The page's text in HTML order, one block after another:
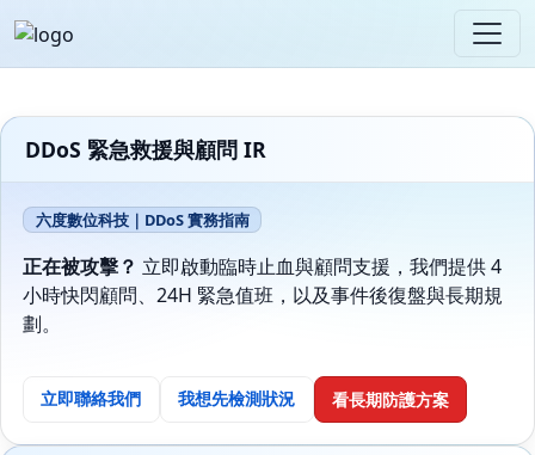
DDoS 緊急救援與顧問 IR
六度數位科技｜DDoS 實務指南
正在被攻擊？ 立即啟動臨時止血與顧問支援，我們提供 4
小時快閃顧問、24H 緊急值班，以及事件後復盤與長期規
劃。
立即聯絡我們 我想先檢測狀況 看長期防護方案